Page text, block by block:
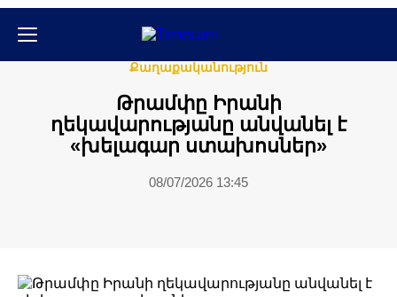
Քաղաքականություն
Թրամփը Իրանի
ղեկավարությանը անվանել է
«խելագար ստախոսներ»
08/07/2026 13:45